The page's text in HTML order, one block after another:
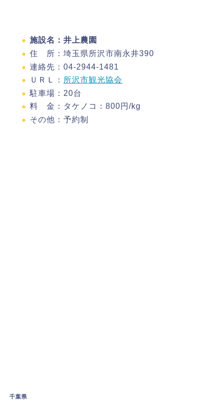
施設名：井上農園
住 所：埼玉県所沢市南永井390
連絡先：04-2944-1481
ＵＲＬ： 所沢市観光協会
駐車場：20台
料 金：タケノコ：800円/kg
その他：予約制
千葉県